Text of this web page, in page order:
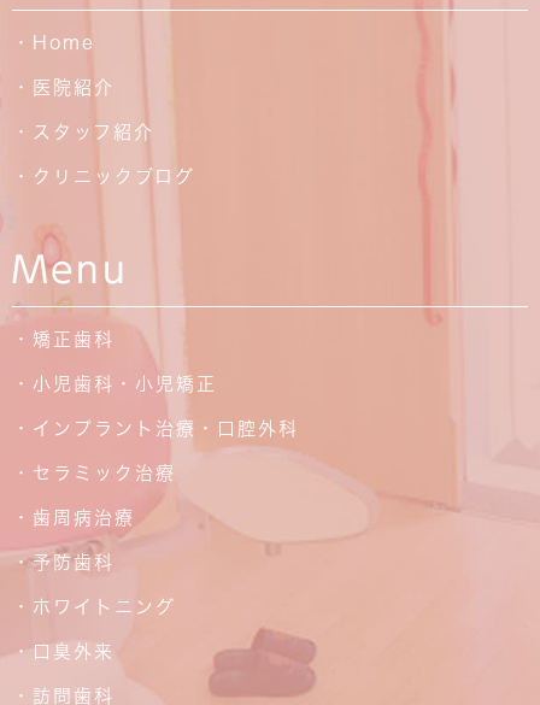
・Home
・医院紹介
・スタッフ紹介
・クリニックブログ
Menu
・矯正歯科
・小児歯科・小児矯正
・インプラント治療・口腔外科
・セラミック治療
・歯周病治療
・予防歯科
・ホワイトニング
・口臭外来
・訪問歯科